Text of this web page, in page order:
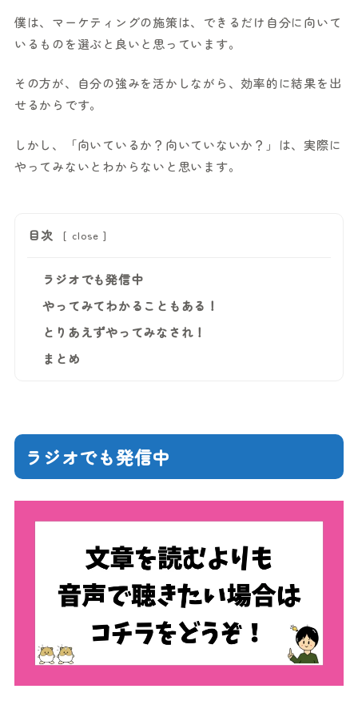
僕は、マーケティングの施策は、できるだけ自分に向いて
いるものを選ぶと良いと思っています。
その方が、自分の強みを活かしながら、効率的に結果を出
せるからです。
しかし、「向いているか？向いていないか？」は、実際に
やってみないとわからないと思います。
目次 [ close ]
ラジオでも発信中
やってみてわかることもある！
とりあえずやってみなされ！
まとめ
ラジオでも発信中